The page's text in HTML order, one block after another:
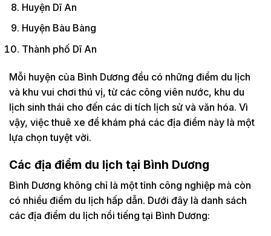
Huyện Dĩ An
Huyện Bàu Bàng
Thành phố Dĩ An
Mỗi huyện của Bình Dương đều có những điểm du lịch
và khu vui chơi thú vị, từ các công viên nước, khu du
lịch sinh thái cho đến các di tích lịch sử và văn hóa. Vì
vậy, việc thuê xe để khám phá các địa điểm này là một
lựa chọn tuyệt vời.
Các địa điểm du lịch tại Bình Dương
Bình Dương không chỉ là một tỉnh công nghiệp mà còn
có nhiều điểm du lịch hấp dẫn. Dưới đây là danh sách
các địa điểm du lịch nổi tiếng tại Bình Dương: